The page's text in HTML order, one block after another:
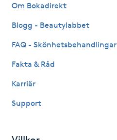
Käkledsbehandling
Laserbehandling
Lashlift Keratin
Om Bokadirekt
Blogg - Beautylabbet
FAQ - Skönhetsbehandlingar
Fakta & Råd
Karriär
Support